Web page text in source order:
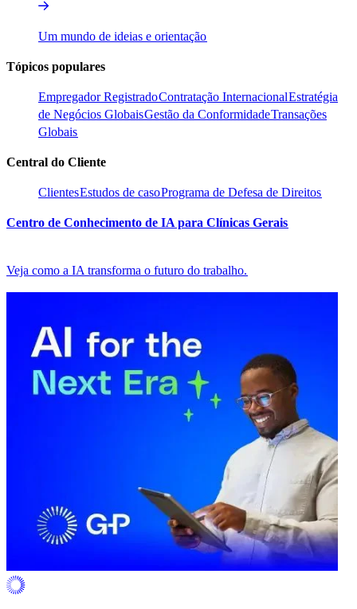
Um mundo de ideias e orientação​​
Tópicos populares​​
Empregador Registrado​​Contratação Internacional​​Estratégia
de Negócios Globais​​Gestão da Conformidade​​Transações
Globais​​
Central do Cliente​​
Clientes​​Estudos de caso​​Programa de Defesa de Direitos​​
Centro de Conhecimento de IA para Clínicas Gerais​​
Veja como a IA transforma o futuro do trabalho.​​